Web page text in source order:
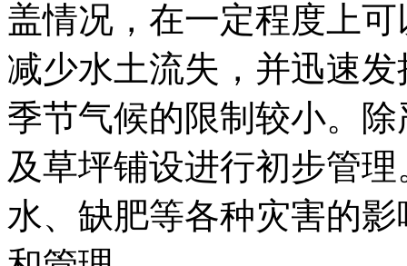
盖情况，在一定程度上
减少水土流失，并迅速
季节气候的限制较小。
及草坪铺设进行初步管
水、缺肥等各种灾害的